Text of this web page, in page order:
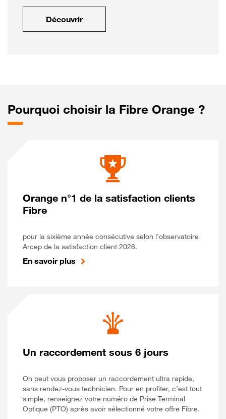
Découvrir
Pourquoi choisir la Fibre Orange ?
Orange n°1 de la satisfaction clients
Fibre
pour la sixième année consécutive selon l’observatoire
Arcep de la satisfaction client 2026.
En savoir plus
Un raccordement sous 6 jours
On peut vous proposer un raccordement ultra rapide,
sans rendez-vous technicien. Pour en profiter, c’est tout
simple, renseignez votre numéro de Prise Terminal
Optique (PTO) après avoir sélectionné votre offre Fibre.